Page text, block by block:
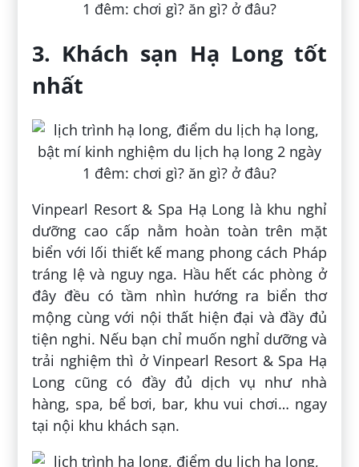
3. Khách sạn Hạ Long tốt
nhất
Vinpearl Resort & Spa Hạ Long là khu nghỉ
dưỡng cao cấp nằm hoàn toàn trên mặt
biển với lối thiết kế mang phong cách Pháp
tráng lệ và nguy nga. Hầu hết các phòng ở
đây đều có tầm nhìn hướng ra biển thơ
mộng cùng với nội thất hiện đại và đầy đủ
tiện nghi. Nếu bạn chỉ muốn nghỉ dưỡng và
trải nghiệm thì ở Vinpearl Resort & Spa Hạ
Long cũng có đầy đủ dịch vụ như nhà
hàng, spa, bể bơi, bar, khu vui chơi… ngay
tại nội khu khách sạn.